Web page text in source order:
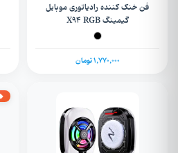
فن خنک کننده رادیاتوری موبایل
گیمینگ X94 RGB
1,770,000 تومان